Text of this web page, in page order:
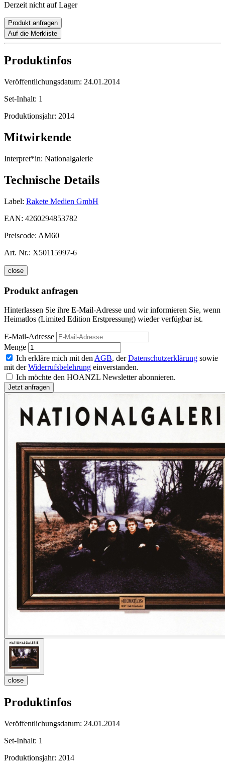
Derzeit nicht auf Lager
Produkt anfragen
Auf die Merkliste
Produktinfos
Veröffentlichungsdatum: 24.01.2014
Set-Inhalt: 1
Produktionsjahr: 2014
Mitwirkende
Interpret*in: Nationalgalerie
Technische Details
Label: Rakete Medien GmbH
EAN: 4260294853782
Preiscode: AM60
Art. Nr.: X50115997-6
close
Produkt anfragen
Hinterlassen Sie ihre E-Mail-Adresse und wir informieren Sie, wenn
Heimatlos (Limited Edition Erstpressung) wieder verfügbar ist.
E-Mail-Adresse
Menge
Ich erkläre mich mit den AGB, derDatenschutzerklärung sowie
mit derWiderrufsbelehrung einverstanden.
Ich möchte den HOANZL Newsletter abonnieren.
close
Produktinfos
Veröffentlichungsdatum: 24.01.2014
Set-Inhalt: 1
Produktionsjahr: 2014